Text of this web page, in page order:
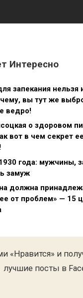
Интересно
запекания нельзя
вы тут же
ведро!
о здоровом
вот в чем секрет
года: мужчины,
замуж
должна
от проблем» — 15
«Нравится» и
лучшие посты в